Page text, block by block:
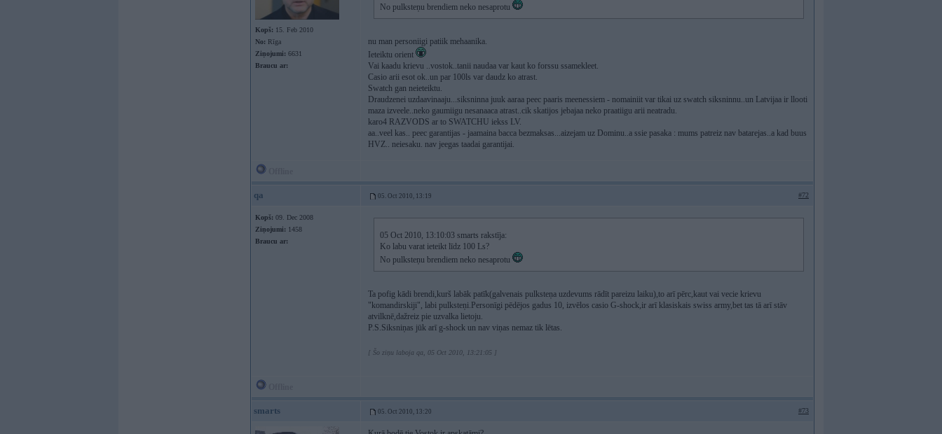
Kopš: 15. Feb 2010
No: Rīga
Ziņojumi: 6631
Braucu ar:
No pulksteņu brendiem neko nesaprotu
nu man personiigi patiik mehaanika.
Ieteiktu orient
Vai kaadu krievu ..vostok..tanii naudaa var kaut ko forssu ssamekleet.
Casio arii esot ok..un par 100ls var daudz ko atrast.
Swatch gan neieteiktu.
Draudzenei uzdaavinaaju...siksninna juuk aaraa peec paaris meenessiem - nomainiit var tikai uz swatch siksninnu..un Latvijaa ir llooti
maza izveele..neko gaumiigu nesanaaca atrast..cik skatijos jebajaa neko praatiigu arii neatradu.
karo4 RAZVODS ar to SWATCHU iekss LV.
aa..veel kas.. peec garantijas - jaamaina bacca bezmaksas...aizejam uz Dominu..a ssie pasaka : mums patreiz nav batarejas..a kad buus
HVZ.. neiesaku. nav jeegas taadai garantijai.
qa 05. Oct 2010, 13:19 #72
Kopš: 09. Dec 2008
Ziņojumi: 1458
Braucu ar:
05 Oct 2010, 13:10:03 smarts rakstīja:
Ko labu varat ieteikt līdz 100 Ls?
No pulksteņu brendiem neko nesaprotu
Ta pofig kādi brendi,kurš labāk patīk(galvenais pulksteņa uzdevums rādīt pareizu laiku),to arī pērc,kaut vai vecie krievu
"komandirskiji", labi pulksteņi.Personīgi pēdējos gadus 10, izvēlos casio G-shock,ir arī klasiskais swiss army,bet tas tā arī stāv
atvilknē,dažreiz pie uzvalka lietoju.
P.S.Siksniņas jūk arī g-shock un nav viņas nemaz tik lētas.
[ Šo ziņu laboja qa, 05 Oct 2010, 13:21:05 ]
smarts 05. Oct 2010, 13:20 #73